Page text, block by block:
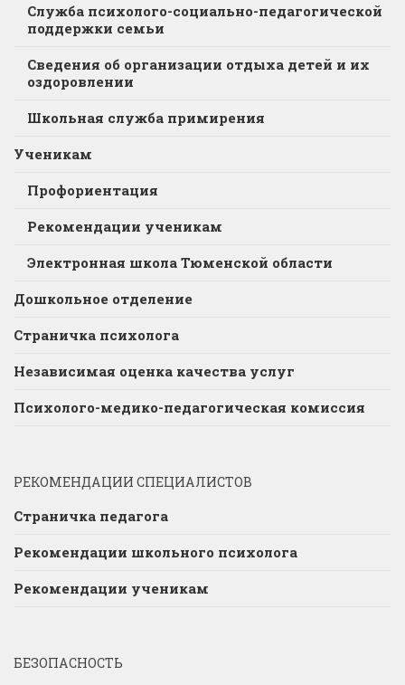
Служба психолого-социально-педагогической
поддержки семьи
Сведения об организации отдыха детей и их
оздоровлении
Школьная служба примирения
Ученикам
Профориентация
Рекомендации ученикам
Электронная школа Тюменской области
Дошкольное отделение
Страничка психолога
Независимая оценка качества услуг
Психолого-медико-педагогическая комиссия
РЕКОМЕНДАЦИИ СПЕЦИАЛИСТОВ
Страничка педагога
Рекомендации школьного психолога
Рекомендации ученикам
БЕЗОПАСНОСТЬ